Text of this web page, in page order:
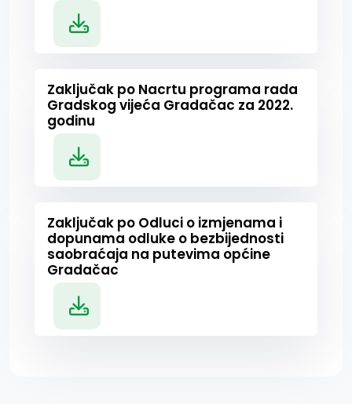
Zaključak po Nacrtu programa rada
Gradskog vijeća Gradačac za 2022.
godinu
Zaključak po Odluci o izmjenama i
dopunama odluke o bezbijednosti
saobraćaja na putevima općine
Gradačac